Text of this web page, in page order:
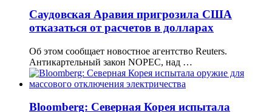
Саудовская Аравия пригрозила США
отказаться от расчетов в долларах
Об этом сообщает новостное агентство Reuters.
Антикартельный закон NOPEC, над …
Bloomberg: Северная Корея испытала